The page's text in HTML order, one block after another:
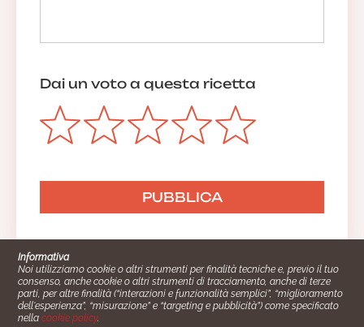
Dai un voto a questa ricetta
Informativa
Noi utilizziamo cookie o altri strumenti per finalità tecniche e, previo il tuo
consenso, anche cookie o altri strumenti di tracciamento, anche di terze
parti, per altre finalità (“interazioni e funzionalità semplici”, “miglioramento
dell'esperienza”, “misurazione” e “targeting e pubblicità”) come specificato
nellacookie policy.